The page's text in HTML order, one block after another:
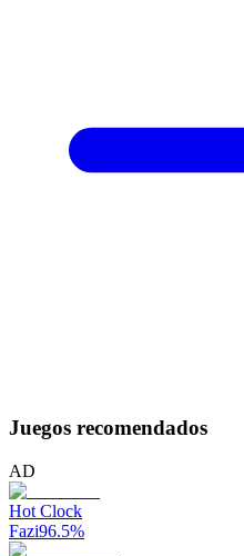
Juegos recomendados
AD
Hot Clock
Fazi96.5%